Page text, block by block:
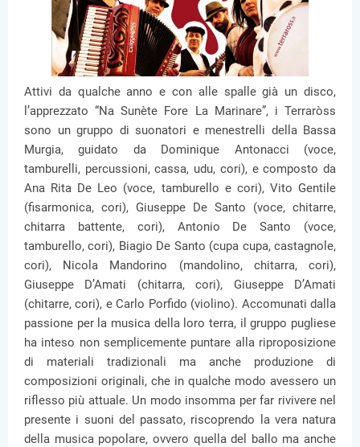
Attivi da qualche anno e con alle spalle già un disco,
l’apprezzato “Na Sunète Fore La Marinare”, i Terraròss
sono un gruppo di suonatori e menestrelli della Bassa
Murgia, guidato da Dominique Antonacci (voce,
tamburelli, percussioni, cassa, udu, cori), e composto da
Ana Rita De Leo (voce, tamburello e cori), Vito Gentile
(fisarmonica, cori), Giuseppe De Santo (voce, chitarre,
chitarra battente, cori), Antonio De Santo (voce,
tamburello, cori), Biagio De Santo (cupa cupa, castagnole,
cori), Nicola Mandorino (mandolino, chitarra, cori),
Giuseppe D’Amati (chitarra, cori), Giuseppe D’Amati
(chitarre, cori), e Carlo Porfido (violino). Accomunati dalla
passione per la musica della loro terra, il gruppo pugliese
ha inteso non semplicemente puntare alla riproposizione
di materiali tradizionali ma anche produzione di
composizioni originali, che in qualche modo avessero un
riflesso più attuale. Un modo insomma per far rivivere nel
presente i suoni del passato, riscoprendo la vera natura
della musica popolare, ovvero quella del ballo ma anche